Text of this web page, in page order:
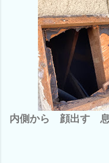
内側から 顔出す